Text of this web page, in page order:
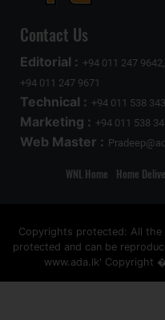
Contact Us
Editorial : +94 011 247 9642,
+94 011 247 9671
Technical : +94 011 538
Marketing : +94 011 538
Web Master :
WNL Home Home
Copyrights protected: All
protected and can be
www.ada.lk' Copyright